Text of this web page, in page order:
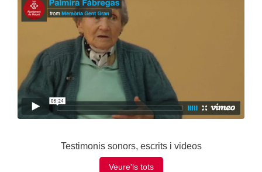
Testimonis sonors, escrits i videos
Veure'ls tots